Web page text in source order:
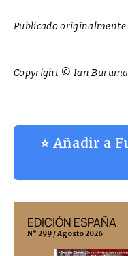
Publicado
Copyright © Ian
⭐ Añadir a
EDICIÓN ESPAÑA
N° 299 / Agosto 2026